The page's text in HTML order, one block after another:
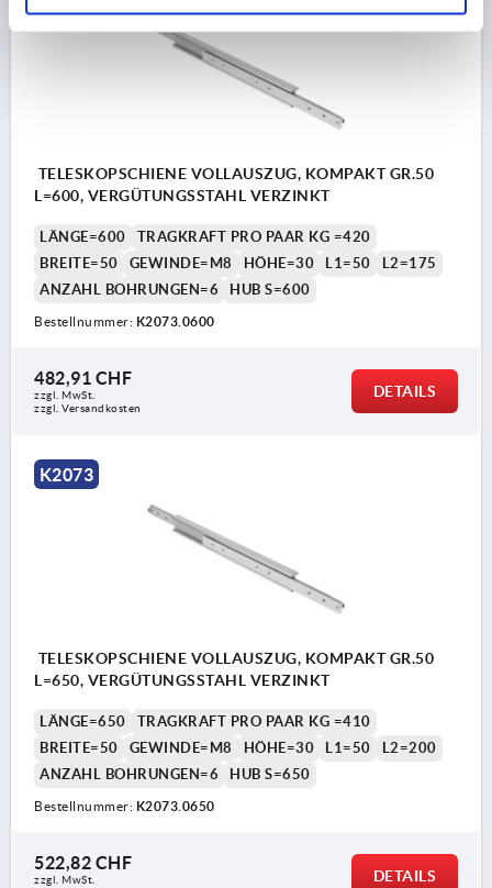
TELESKOPSCHIENE VOLLAUSZUG, KOMPAKT GR.50
L=600, VERGÜTUNGSSTAHL VERZINKT
LÄNGE=600
TRAGKRAFT PRO PAAR KG =420
BREITE=50
GEWINDE=M8 HÖHE=30 L1=50
L2=175
ANZAHL BOHRUNGEN=6
HUB S=600
Bestellnummer: K2073.0600
482,91 CHF
zzgl. MwSt.
zzgl. Versandkosten
DETAILS
K2073
TELESKOPSCHIENE VOLLAUSZUG, KOMPAKT GR.50
L=650, VERGÜTUNGSSTAHL VERZINKT
LÄNGE=650
TRAGKRAFT PRO PAAR KG =410
BREITE=50
GEWINDE=M8 HÖHE=30 L1=50
L2=200
ANZAHL BOHRUNGEN=6
HUB S=650
Bestellnummer: K2073.0650
522,82 CHF
zzgl. MwSt.
DETAILS